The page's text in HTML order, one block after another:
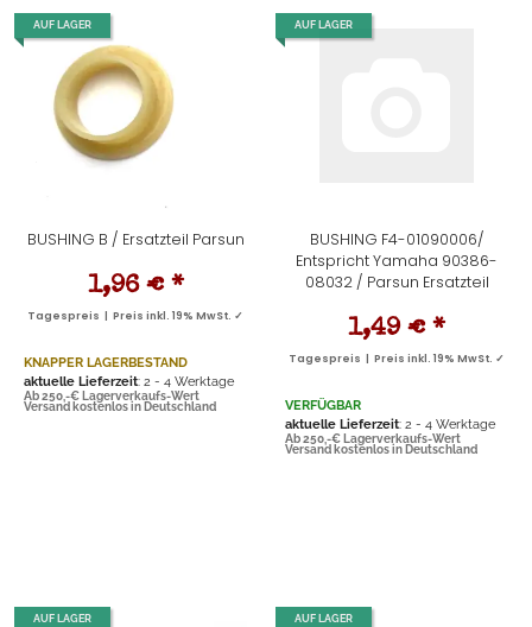
AUF LAGER
BUSHING B / Ersatzteil Parsun
1,96 € *
Tagespreis | Preis inkl. 19% MwSt. ✓
KNAPPER LAGERBESTAND
aktuelle Lieferzeit: 2 - 4 Werktage
Ab 250,-€ Lagerverkaufs-Wert
Versand kostenlos in Deutschland
AUF LAGER
BUSHING F4-01090006/
Entspricht Yamaha 90386-
08032 / Parsun Ersatzteil
1,49 € *
Tagespreis | Preis inkl. 19% MwSt. ✓
VERFÜGBAR
aktuelle Lieferzeit: 2 - 4 Werktage
Ab 250,-€ Lagerverkaufs-Wert
Versand kostenlos in Deutschland
AUF LAGER AUF LAGER